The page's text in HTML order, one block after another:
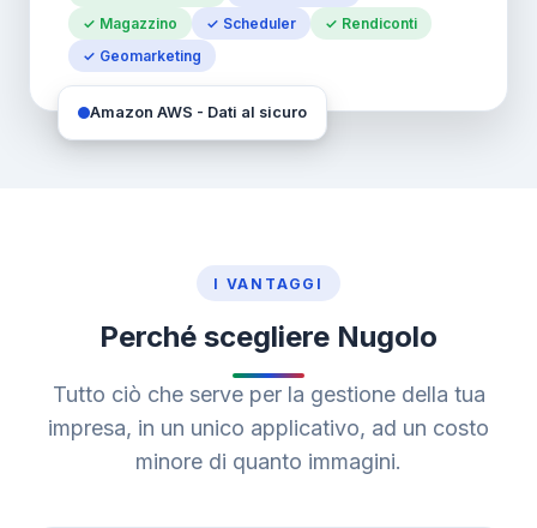
✓ Magazzino
✓ Scheduler
✓ Rendiconti
✓ Geomarketing
Amazon AWS - Dati al sicuro
I VANTAGGI
Perché scegliere Nugolo
Tutto ciò che serve per la gestione della tua
impresa, in un unico applicativo, ad un costo
minore di quanto immagini.